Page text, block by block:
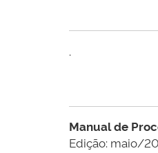
.
Manual de
Edição: maio/